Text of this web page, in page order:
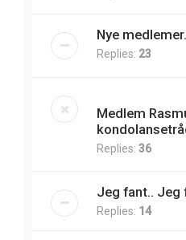
Nye
Replies: 23
Medlem
Replies: 36
Jeg fant.. Jeg
Replies: 14